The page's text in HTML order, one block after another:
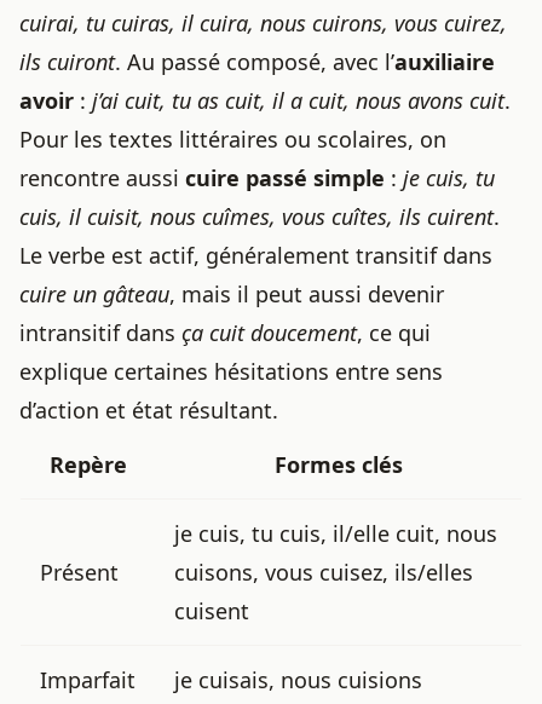
cuirai, tu cuiras, il cuira, nous cuirons, vous cuirez,
ils cuiront. Au passé composé, avec l’auxiliaire
avoir : j’ai cuit, tu as cuit, il a cuit, nous avons cuit.
Pour les textes littéraires ou scolaires, on
rencontre aussi cuire passé simple : je cuis, tu
cuis, il cuisit, nous cuîmes, vous cuîtes, ils cuirent.
Le verbe est actif, généralement transitif dans
cuire un gâteau, mais il peut aussi devenir
intransitif dans ça cuit doucement, ce qui
explique certaines hésitations entre sens
d’action et état résultant.
Repère
Formes clés
Présent
je cuis, tu cuis, il/elle cuit, nous
cuisons, vous cuisez, ils/elles
cuisent
Imparfait je cuisais, nous cuisions